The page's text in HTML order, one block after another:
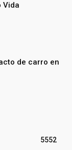
Vida
de carro en
5552